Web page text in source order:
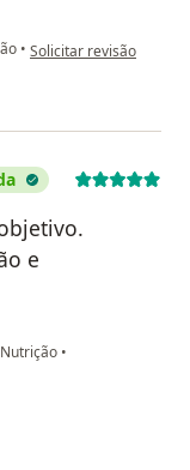
• na opinião do utilizador
Solicitar revisão
e
•